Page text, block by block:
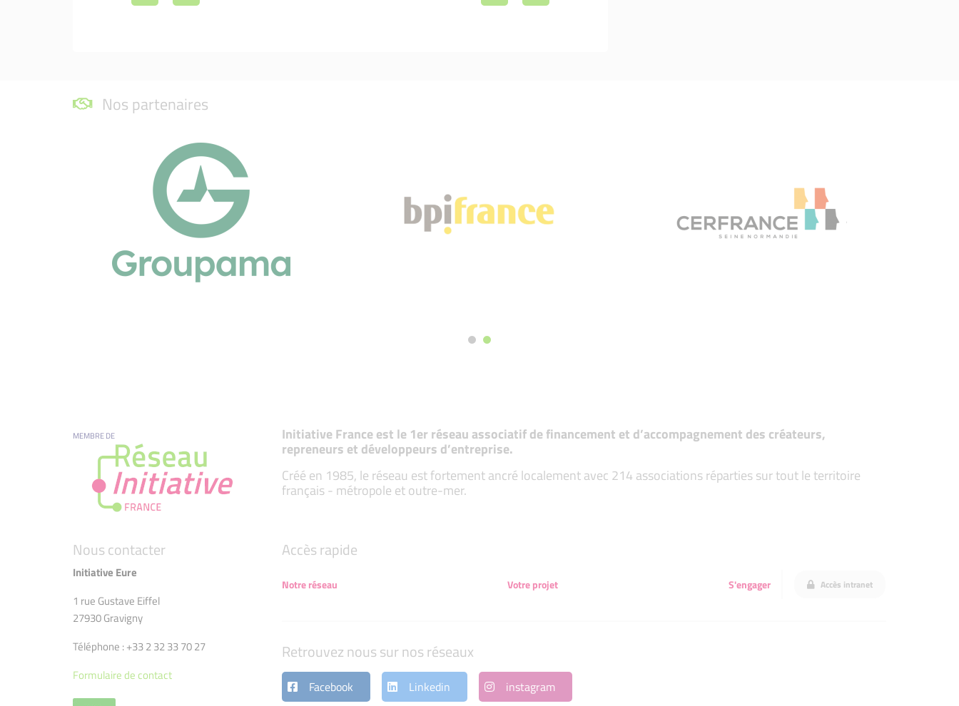
Nos partenaires
MEMBRE DE Initiative France est le 1er réseau associatif de financement et d’accompagnement des créateurs,
repreneurs et développeurs d’entreprise.
Créé en 1985, le réseau est fortement ancré localement avec 214 associations réparties sur tout le territoire
français - métropole et outre-mer.
Nous contacter
Initiative Eure
1 rue Gustave Eiffel
27930 Gravigny
Téléphone : +33 2 32 33 70 27
Formulaire de contact
Accès rapide
Notre réseau Votre projet S'engager Accès intranet
Retrouvez nous sur nos réseaux
Facebook Linkedin instagram